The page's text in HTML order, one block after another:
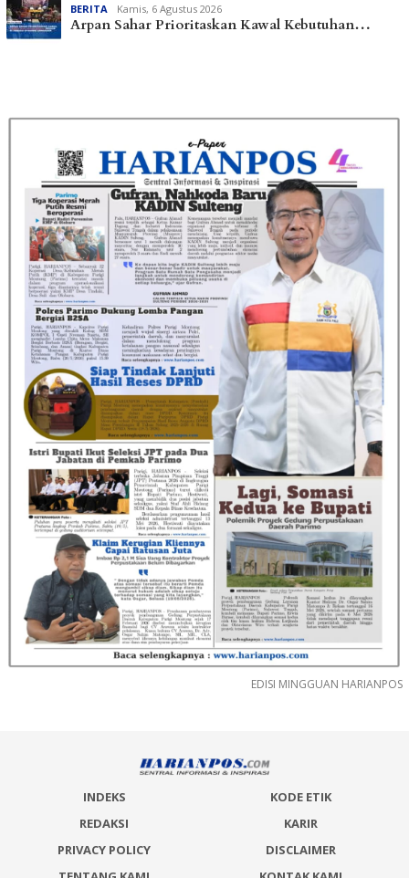
BERITA Kamis, 6 Agustus 2026
Arpan Sahar Prioritaskan Kawal Kebutuhan…
EDISI MINGGUAN HARIANPOS
INDEKS
KODE ETIK
REDAKSI
KARIR
PRIVACY POLICY
DISCLAIMER